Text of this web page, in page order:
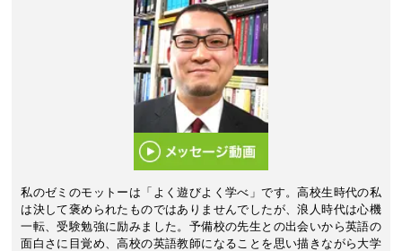
私のゼミのモットーは「よく遊びよく学べ」です。高校生時代の私
は決して褒められたものではありませんでしたが、浪人時代は心機
一転、受験勉強に励みました。予備校の先生との出会いから英語の
面白さに目覚め、高校の英語教師になることを思い描きながら大学